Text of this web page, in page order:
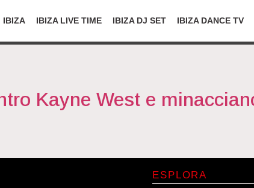
IBIZA IBIZA LIVE TIME IBIZA DJ SET IBIZA DANCE TV
Kayne West e
ESPLORA